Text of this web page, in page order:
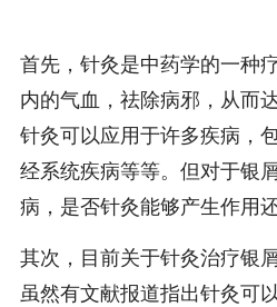
首先，针灸是中药学的一种
内的气血，祛除病邪，从而
针灸可以应用于许多疾病，
经系统疾病等等。但对于银
病，是否针灸能够产生作用
其次，目前关于针灸治疗银
虽然有文献报道指出针灸可